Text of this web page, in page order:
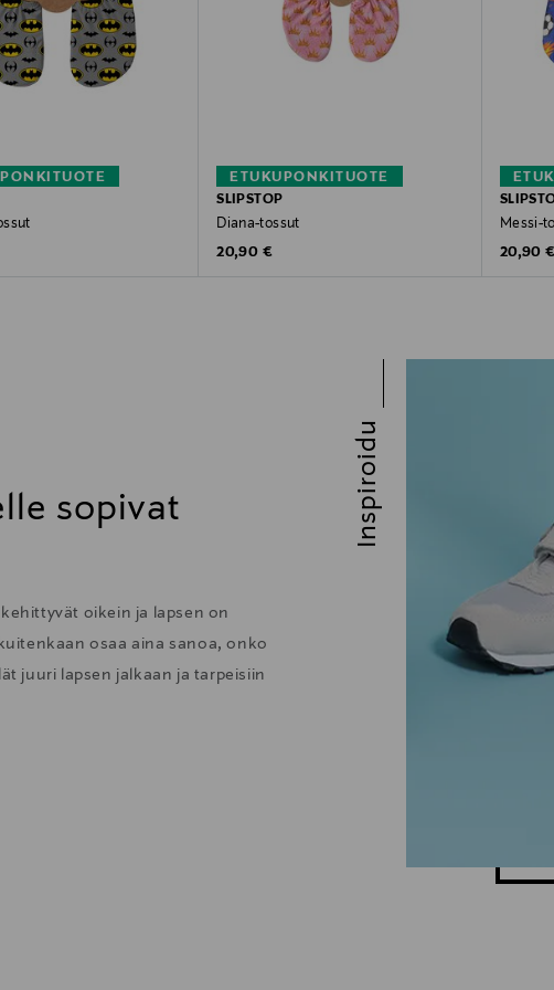
ETUKUPONKITUOTE
SLIPSTOP
Diana-tossut
Original Price
20,90 €
Messi-
Original
20,90 €
sopivat
oikein ja lapsen on
osaa aina sanoa, onko
juuri lapsen jalkaan ja tarpeisiin
Inspiroidu